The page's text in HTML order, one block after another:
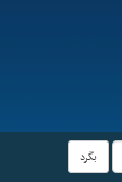
بگرد